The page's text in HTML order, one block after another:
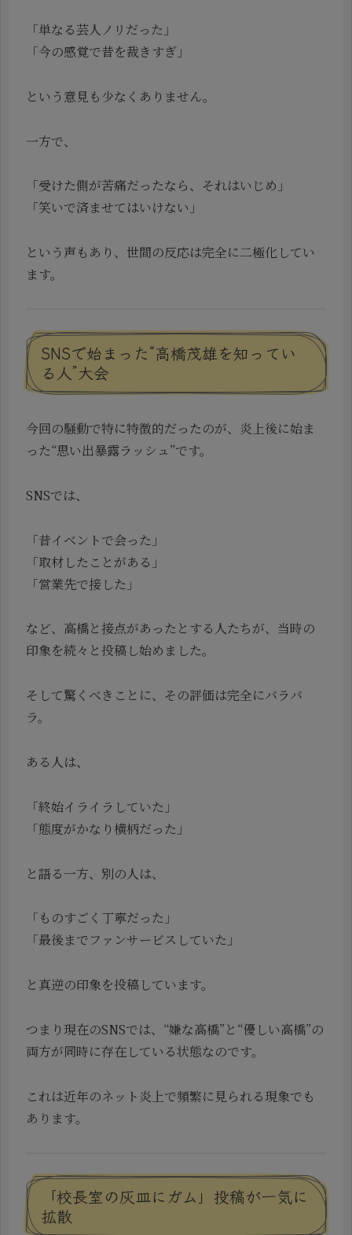
「単なる芸人ノリだった」
「今の感覚で昔を裁きすぎ」
という意見も少なくありません。
一方で、
「受けた側が苦痛だったなら、それはいじめ」
「笑いで済ませてはいけない」
という声もあり、世間の反応は完全に二極化してい
ます。
SNSで始まった“高橋茂雄を知ってい
る人”大会
今回の騒動で特に特徴的だったのが、炎上後に始ま
った“思い出暴露ラッシュ”です。
SNSでは、
「昔イベントで会った」
「取材したことがある」
「営業先で接した」
など、高橋と接点があったとする人たちが、当時の
印象を続々と投稿し始めました。
そして驚くべきことに、その評価は完全にバラバ
ラ。
ある人は、
「終始イライラしていた」
「態度がかなり横柄だった」
と語る一方、別の人は、
「ものすごく丁寧だった」
「最後までファンサービスしていた」
と真逆の印象を投稿しています。
つまり現在のSNSでは、“嫌な高橋”と“優しい高橋”の
両方が同時に存在している状態なのです。
これは近年のネット炎上で頻繁に見られる現象でも
あります。
「校長室の灰皿にガム」投稿が一気に
拡散